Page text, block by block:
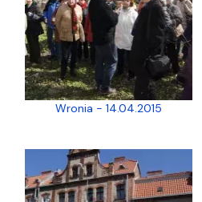
Wronia - 14.04.2015